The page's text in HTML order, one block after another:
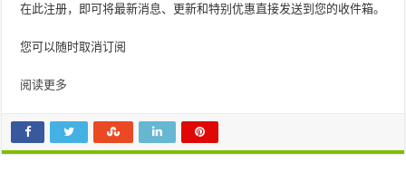
在此注册，即可将最新消息、更新和特别优惠直接发送到您的收件箱。
您可以随时取消订阅
阅读更多